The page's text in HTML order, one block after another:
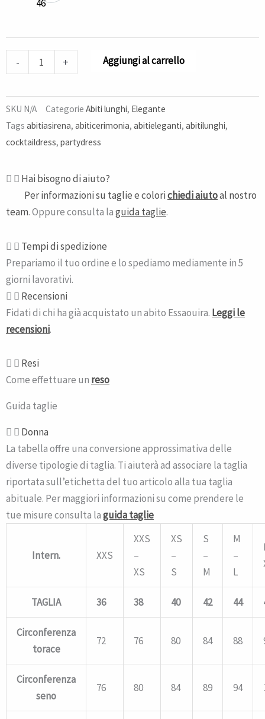
46
- + Aggiungi al carrello
SKU N/A Categorie Abiti lunghi, Elegante
Tags abitiasirena, abiticerimonia, abitieleganti, abitilunghi,
cocktaildress, partydress
Hai bisogno di aiuto?
Per informazioni su taglie e colorichiedi aiutoal nostro
team. Oppure consulta laguida taglie.
Tempi di spedizione​
Prepariamo il tuo ordine e lo spediamo mediamente in 5
giorni lavorativi.
Recensioni
Fidati di chi ha già acquistato un abito Essaouira. Leggi le
recensioni.
Resi
Come effettuare un reso
Guida taglie
Donna
La tabella offre una conversione approssimativa delle
diverse tipologie di taglia. Ti aiuterà ad associare la taglia
riportata sull’etichetta del tuo articolo alla tua taglia
abituale. Per maggiori informazioni su come prendere le
tue misure consulta laguida taglie
Intern. XXS
XXS
–
XS
XS
–
S
S
–
M
M
–
L
TAGLIA 36 38 40 42 44
Circonferenza
torace
72 76 80 84 88
Circonferenza
seno
76 80 84 89 94